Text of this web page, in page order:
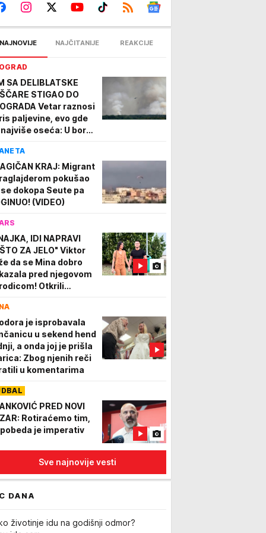
NAJNOVIJE NAJČITANIJE REAKCIJE
SA DELIBLATSKE
STIGAO DO
Vetar raznosi
paljevine, evo gde
oseća: U borbi
i helikopteri
KRAJ: Migrant
pokušao
dokopa Seute pa
(VIDEO)
IDI NAPRAVI
ZA JELO" Viktor
da se Mina dobro
pred njegovom
Otkrili
je isprobavala
u sekend hend
a onda joj je prišla
Zbog njenih reči
u komentarima
PRED NOVI
Rotiraćemo tim,
je imperativ
Sve najnovije vesti
DANA
životinje idu na godišnji odmor?